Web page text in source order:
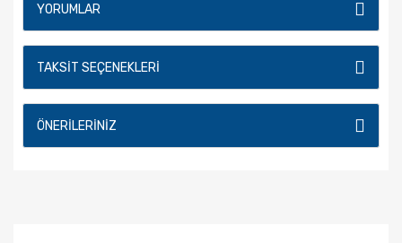
YORUMLAR
TAKSIT SEÇENEKLERI
ÖNERILERINIZ